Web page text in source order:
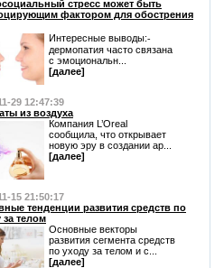
стресс может быть
фактором для обострения
Интересные выводы:⁃
дермопатия часто связана
с эмоциональн...
[далее]
29 12:47:39
из воздуха
Компания L’Oreal
сообщила, что открывает
новую эру в создании ар...
[далее]
15 21:50:17
тенденции развития средств по
за телом
Основные векторы
развития сегмента средств
по уходу за телом и с...
[далее]